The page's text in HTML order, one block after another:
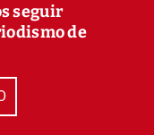
seguir
de